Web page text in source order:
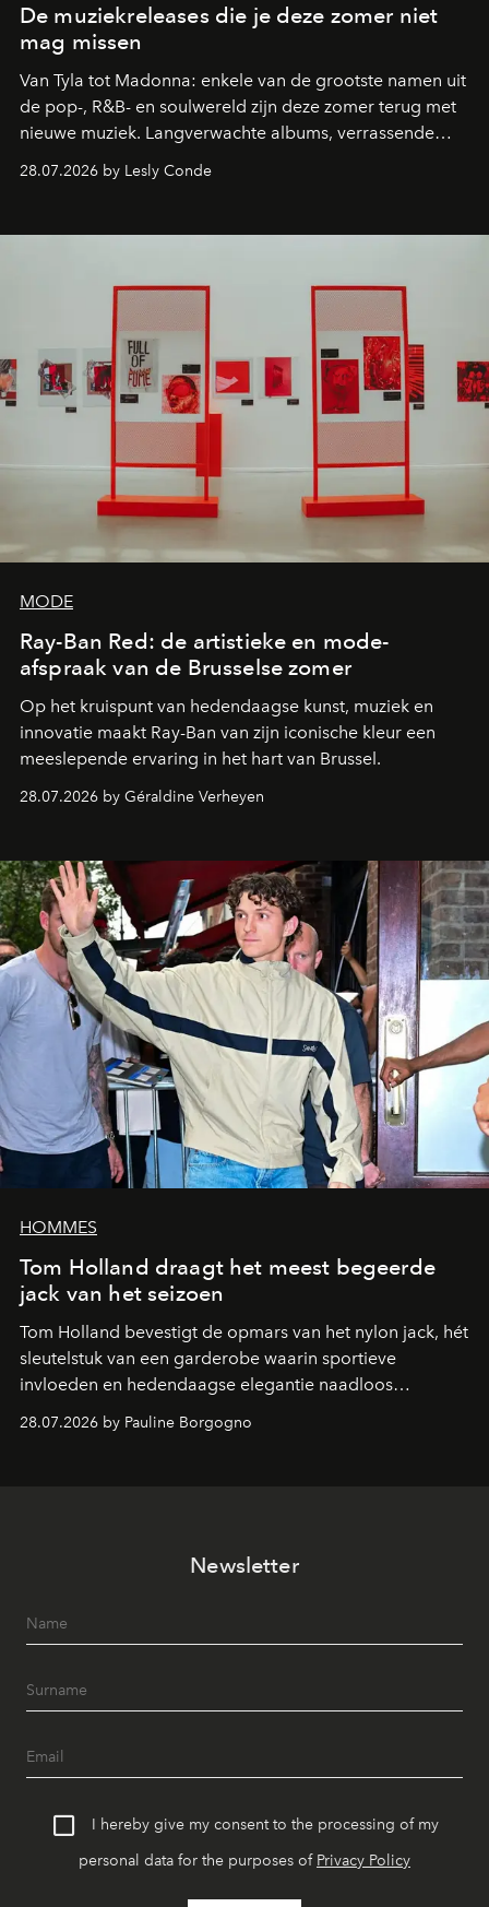
De muziekreleases die je deze zomer niet
mag missen
Van Tyla tot Madonna: enkele van de grootste namen uit
de pop-, R&B- en soulwereld zijn deze zomer terug met
nieuwe muziek. Langverwachte albums, verrassende
comebacks en veelbelovende nieuwe projecten: dit zijn
de releases die je niet mag missen.
28.07.2026 by Lesly Conde
MODE
Ray-Ban Red: de artistieke en mode-
afspraak van de Brusselse zomer
Op het kruispunt van hedendaagse kunst, muziek en
innovatie maakt Ray-Ban van zijn iconische kleur een
meeslepende ervaring in het hart van Brussel.
28.07.2026 by Géraldine Verheyen
HOMMES
Tom Holland draagt het meest begeerde
jack van het seizoen
Tom Holland bevestigt de opmars van het nylon jack, hét
sleutelstuk van een garderobe waarin sportieve
invloeden en hedendaagse elegantie naadloos
samenkomen.
28.07.2026 by Pauline Borgogno
Newsletter
I hereby give my consent to the processing of my
personal data for the purposes of Privacy Policy